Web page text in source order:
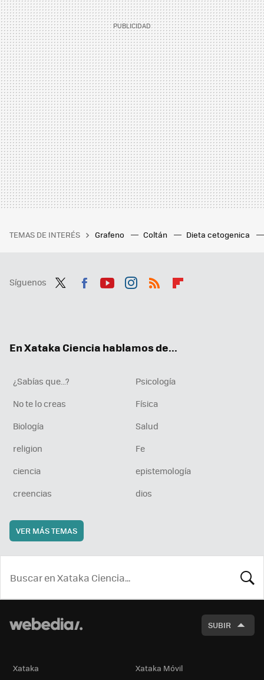
TEMAS DE INTERÉS Grafeno Coltán Dieta cetogenica
Síguenos
En Xataka Ciencia hablamos de...
¿Sabías que...?
Psicología
No te lo creas
Física
Biología
Salud
religion
Fe
ciencia
epistemología
creencias
dios
VER MÁS TEMAS
SUBIR
Xataka Xataka Móvil